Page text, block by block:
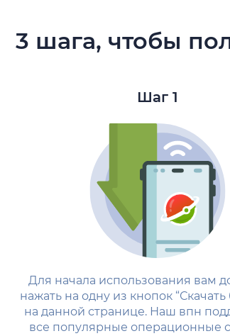
3 шага, чтобы
Шаг 1
Для начала использования вам
нажать на одну из кнопок “Скачать
на данной странице. Наш впн
все популярные операционные